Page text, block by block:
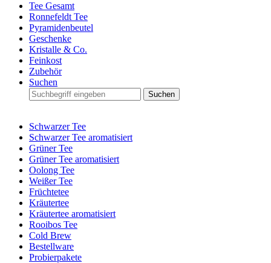
Tee Gesamt
Ronnefeldt Tee
Pyramidenbeutel
Geschenke
Kristalle & Co.
Feinkost
Zubehör
Suchen
Suchen
Schwarzer Tee
Schwarzer Tee aromatisiert
Grüner Tee
Grüner Tee aromatisiert
Oolong Tee
Weißer Tee
Früchtetee
Kräutertee
Kräutertee aromatisiert
Rooibos Tee
Cold Brew
Bestellware
Probierpakete